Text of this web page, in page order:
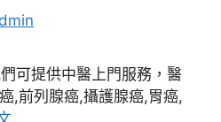
可提供中醫上門服務，醫
,前列腺癌,攝護腺癌,胃癌,